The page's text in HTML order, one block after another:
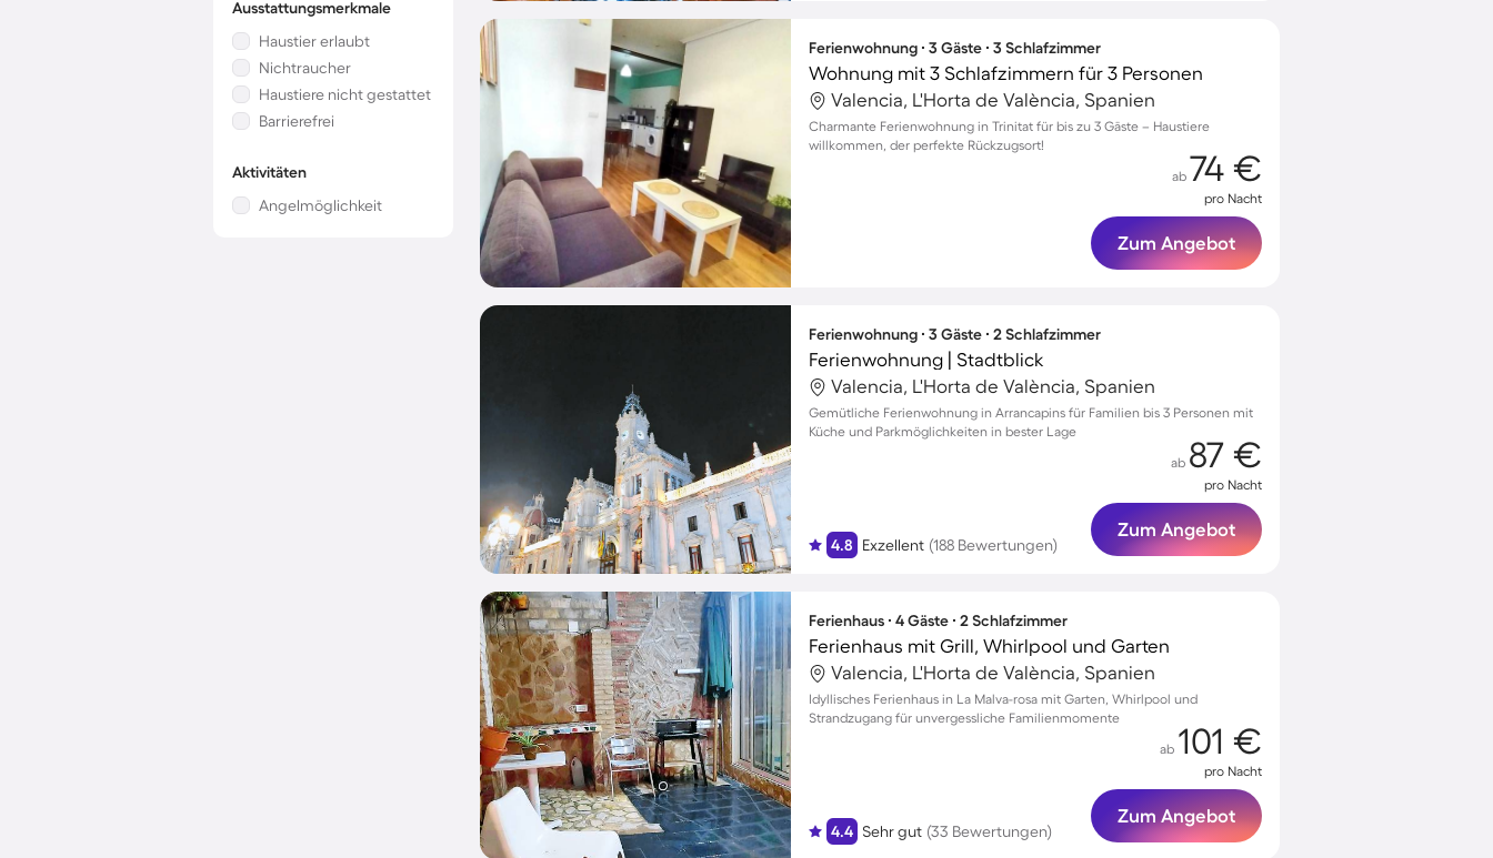
Ausstattungsmerkmale
Haustier erlaubt
Nichtraucher
Haustiere nicht gestattet
Barrierefrei
Aktivitäten
Angelmöglichkeit
Ferienwohnung ∙ 3 Gäste ∙ 3 Schlafzimmer
Wohnung mit 3 Schlafzimmern für 3 Personen
Valencia, L'Horta de València, Spanien
Charmante Ferienwohnung in Trinitat für bis zu 3 Gäste – Haustiere
willkommen, der perfekte Rückzugsort!
ab 74 €
pro Nacht
Zum Angebot
Ferienwohnung ∙ 3 Gäste ∙ 2 Schlafzimmer
Ferienwohnung | Stadtblick
Valencia, L'Horta de València, Spanien
Gemütliche Ferienwohnung in Arrancapins für Familien bis 3 Personen mit
Küche und Parkmöglichkeiten in bester Lage
4.8 Exzellent (188 Bewertungen)
ab 87 €
pro Nacht
Zum Angebot
Ferienhaus ∙ 4 Gäste ∙ 2 Schlafzimmer
Ferienhaus mit Grill, Whirlpool und Garten
Valencia, L'Horta de València, Spanien
Idyllisches Ferienhaus in La Malva-rosa mit Garten, Whirlpool und
Strandzugang für unvergessliche Familienmomente
4.4 Sehr gut (33 Bewertungen)
ab 101 €
pro Nacht
Zum Angebot